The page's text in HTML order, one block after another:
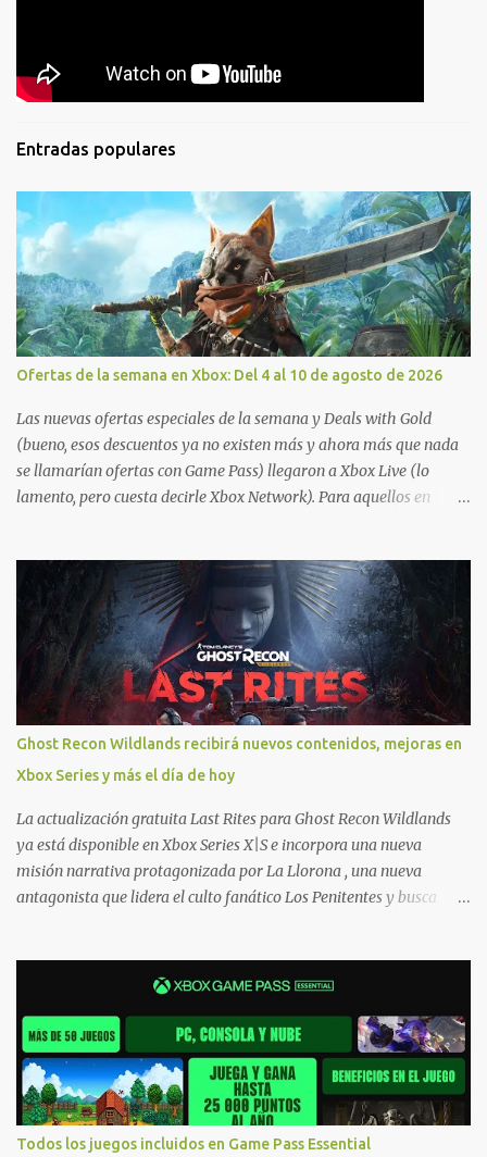
Entradas populares
Ofertas de la semana en Xbox: Del 4 al 10 de agosto de 2026
Las nuevas ofertas especiales de la semana y Deals with Gold
(bueno, esos descuentos ya no existen más y ahora más que nada
se llamarían ofertas con Game Pass) llegaron a Xbox Live (lo
lamento, pero cuesta decirle Xbox Network). Para aquellos en
jugarlos y mantener un progreso compartido en Windows PC y
Xbox, y tenemos un listado de juegos compatibles por acá . ¿Aún
necesitas una mano con las compras? Tenemos un tutorial extenso
o en vídeo para que se quiten todas las dudas generales de cómo
hacer compras en Xbox . Podes consultar un listado más completo
de promociones desde xbox.com. El post puede tener
actualizaciones regulares o cambios ante cualquier error. Ofertas
- Argentina Ofertas - Chile Ofertas - Colombia Ofertas - México
Ofertas - Estados Unidos Ofertas - España Todas las ofertas de
Xbox One también aplican a Xbox Series, a excepción de los jue...
Ghost Recon Wildlands recibirá nuevos contenidos, mejoras en
Xbox Series y más el día de hoy
La actualización gratuita Last Rites para Ghost Recon Wildlands
ya está disponible en Xbox Series X|S e incorpora una nueva
misión narrativa protagonizada por La Llorona , una nueva
antagonista que lidera el culto fanático Los Penitentes y busca
Predator , uno de los desafíos más recordados por la comunidad,
junto con múltiples mejoras centradas en ampliar la libertad de
juego. Uno de los aspectos más importantes de Last Rites es la
gran cantidad de opciones de personalización incorporadas. Ahora
es posible ocultar más elementos de la interfaz, incluyendo las
trayectorias de lanzamiento de granadas y el resaltado de objetos
interactivos, además de desactivar automáticamente los sonidos
Todos los juegos incluidos en Game Pass Essential